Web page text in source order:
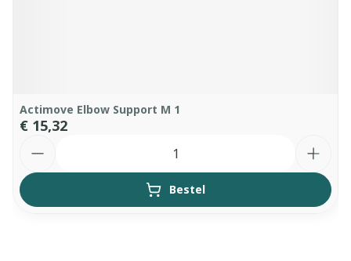
Actimove Elbow Support M 1
€ 15,32
Bestel